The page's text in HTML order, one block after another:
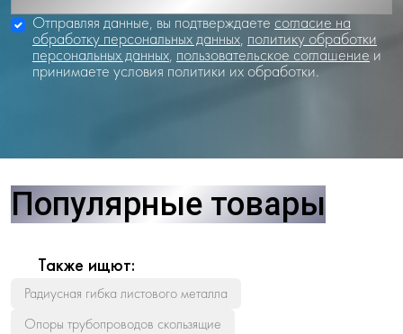
Отправляя данные, вы подтверждаете согласие на
обработку персональных данных, политику обработки
персональных данных, пользовательское соглашение и
принимаете условия политики их обработки.
Популярные товары
Также ищют:
Радиусная гибка листового металла
Опоры трубопроводов скользящие